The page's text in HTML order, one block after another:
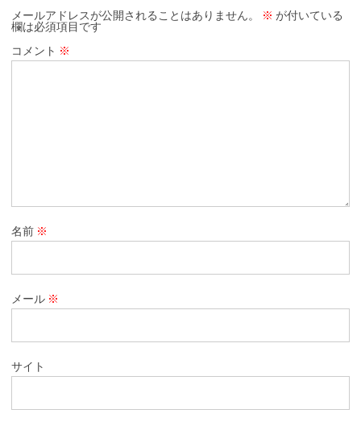
メールアドレスが公開されることはありません。 ※ が付いている
欄は必須項目です
コメント ※
名前 ※
メール ※
サイト